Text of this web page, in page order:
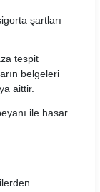
şartları
tespit
belgeleri
aittir.
ile hasar